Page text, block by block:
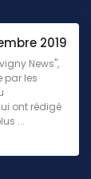
2019
News",
par les
ont rédigé
...